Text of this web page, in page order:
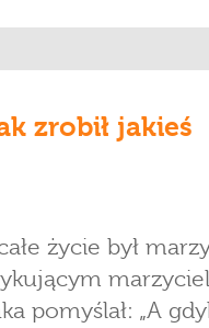
zrobił jakieś
życie był
pomyślał: „A